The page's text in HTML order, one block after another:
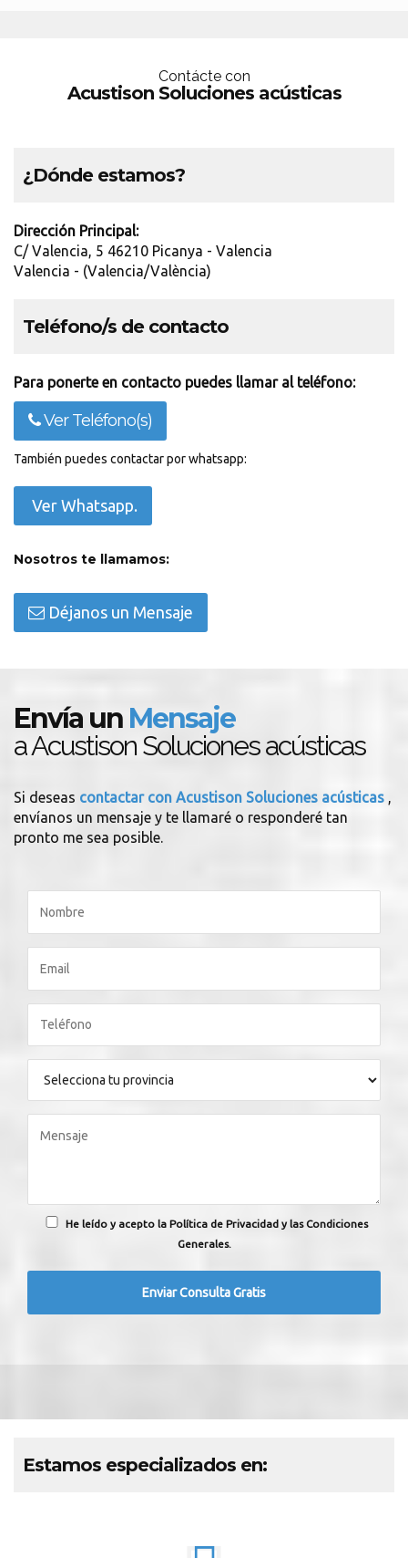
Contácte con
Acustison Soluciones acústicas
¿Dónde estamos?
Dirección Principal:
C/ Valencia, 5 46210 Picanya - Valencia
Valencia - (Valencia/València)
Teléfono/s de contacto
Para ponerte en contacto puedes llamar al teléfono:
Ver Teléfono(s)
También puedes contactar por whatsapp:
Ver Whatsapp.
Nosotros te llamamos:
Déjanos un Mensaje
Envía un Mensaje
a Acustison Soluciones acústicas
Si deseas contactar con Acustison Soluciones acústicas ,
envíanos un mensaje y te llamaré o responderé tan
pronto me sea posible.
He leído y acepto la Política de Privacidad y las Condiciones
Generales.
Estamos especializados en: